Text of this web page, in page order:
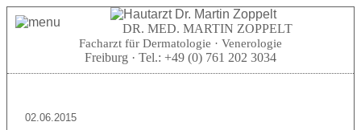
DR. MED. MARTIN ZOPPELT
Facharzt für Dermatologie · Venerologie
Freiburg · Tel.: +49 (0) 761 202 3034
02.06.2015